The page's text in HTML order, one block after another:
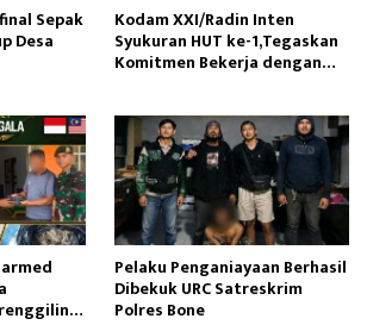
Sepak
Desa
Kodam XXI/Radin Inten
Syukuran HUT ke-1,Tegaskan
Komitmen Bekerja dengan
Pelaku Penganiayaan Berhasil
Dibekuk URC Satreskrim
Polres Bone